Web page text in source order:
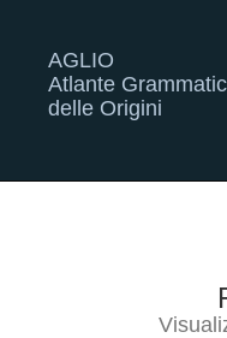
AGLIO
Atlante
delle Origini